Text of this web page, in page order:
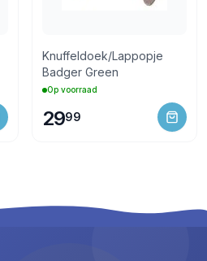
Knuffeldoek/Lappopje
Badger Green
Op voorraad
2999